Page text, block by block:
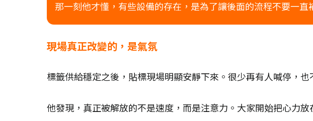
那一刻他才懂，有些設備的存在，是為了讓後面的流程不要一直
現場真正改變的，是氣氛
標籤供給穩定之後，貼標現場明顯安靜下來。很少再有人喊停，
他發現，真正被解放的不是速度，而是注意力。大家開始把心力放